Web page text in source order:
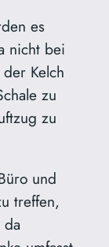
es
nicht bei
Kelch
zu
zu
und
treffen,